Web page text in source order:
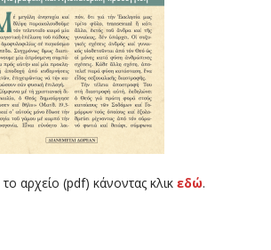
αρχείο (pdf) κάνοντας κλικ εδώ.